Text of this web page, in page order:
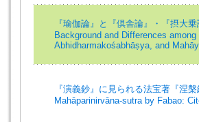
『瑜伽論』と『倶舎論』・『摂大
Background and Differences
Abhidharmakośabhāṣya, and
『演義鈔』に見られる法宝著『涅
Mahāparinirvāna-sutra by Fabao: